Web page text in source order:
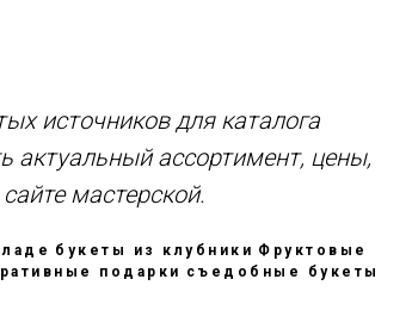
источников для каталога
актуальный ассортимент, цены,
мастерской.
букеты из клубники Фруктовые
подарки съедобные букеты